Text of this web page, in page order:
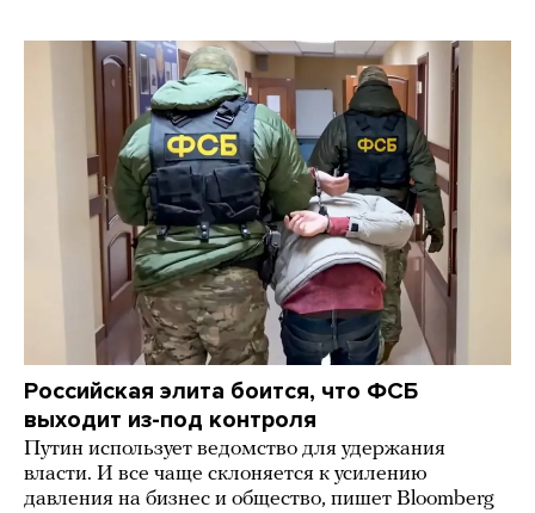
Российская элита боится, что ФСБ
выходит из-под контроля
Путин использует ведомство для удержания
власти. И все чаще склоняется к усилению
давления на бизнес и общество, пишет Bloomberg